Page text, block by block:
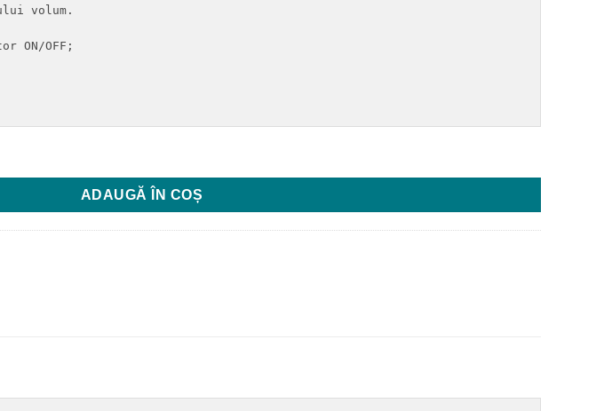
volum.
ON/OFF;
SI REZISTENTA ELECTRICA, 150L, 2000W
ADAUGĂ ÎN COȘ